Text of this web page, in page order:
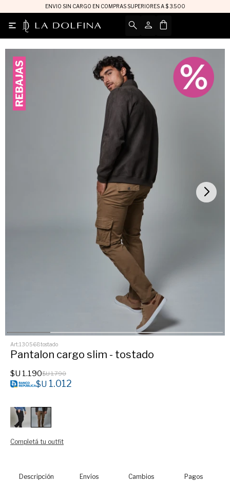
ENVIO SIN CARGO EN COMPRAS SUPERIORES A $ 3.500

130568tostado
Pantalon cargo slim - tostado
$U 1.190$U1.790
$U 1.012
Completá tu outfit
Descripción Envíos Cambios Pagos